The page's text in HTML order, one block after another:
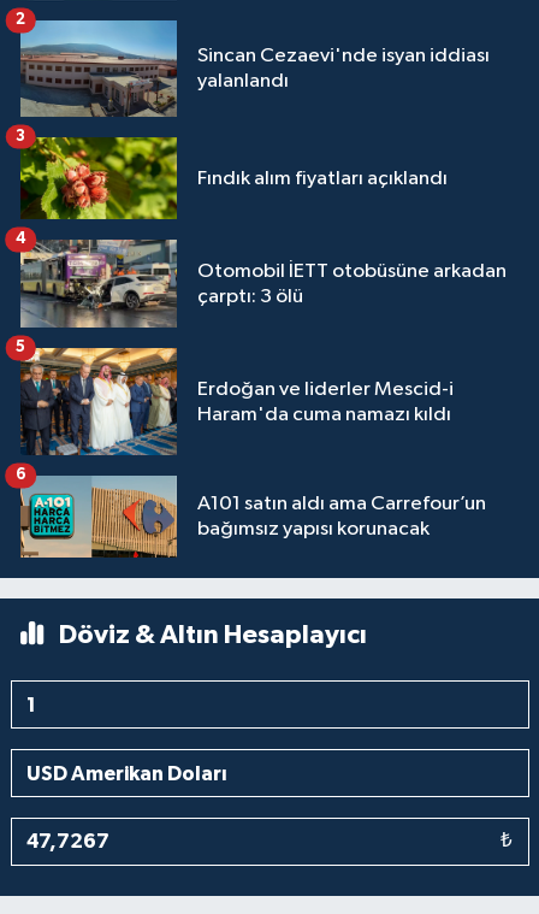
Sincan Cezaevi'nde isyan iddiası
yalanlandı
2
Fındık alım fiyatları açıklandı
3
Otomobil İETT otobüsüne arkadan
çarptı: 3 ölü
4
Erdoğan ve liderler Mescid-i
Haram'da cuma namazı kıldı
5
A101 satın aldı ama Carrefour’un
bağımsız yapısı korunacak
6
Döviz & Altın Hesaplayıcı
₺